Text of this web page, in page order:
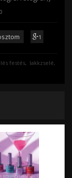
1
festés
lakkzselé